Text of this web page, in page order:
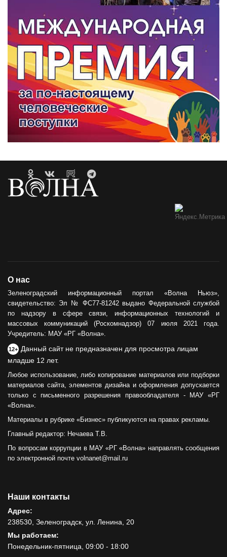
О нас
Зеленоградский информационный портал «Волна Ньюз»,
свидетельство: Эл № ФС77-81242 выдано Федеральной службой
по надзору в сфере связи, информационных технологий и
массовых коммуникаций (Роскомнадзор) 07 июля 2021 года.
Учредитель: МАУ «РГ «Волна».
12+ Данный сайт не предназначен для просмотра лицам
младше 12 лет.
Любое использование, либо копирование материалов или подборки
материалов сайта, элементов дизайна и оформления допускается
только с письменного разрешения правообладателя - МАУ «РГ
«Волна».
Материалы в рубрике «Бизнес» публикуются на правах рекламы.
Главный редактор: Нечаева Т.В.
По вопросам коррупции в МАУ «РГ «Волна» направлять сообщения
по электронной почте volnanet@mail.ru
Наши контакты
Адрес:
238530, Зеленоградск, ул. Ленина, 20
Мы работаем:
Понедельник-пятница, 09:00 - 18:00